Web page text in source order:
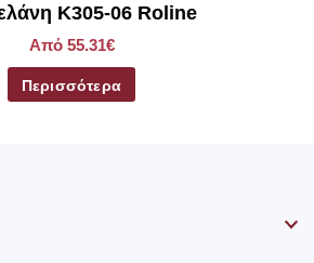
Κ305-06 Roline
Από 55.31€
Περισσότερα